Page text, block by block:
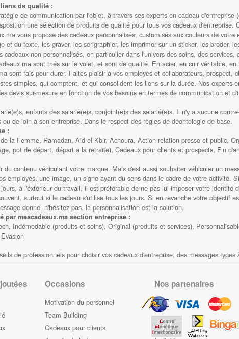
de qualité :
de communication par l'objet, à travers ses experts en cadeau d'entreprise
une sélection de produits de qualité pour tous vos cadeaux d'entreprise.
vous propose des cadeaux personnalisés, customisés aux couleurs de
et du texte, les graver, les sérigraphier, les imprimer sur un sticker, les broder,
non personnalisés, en particulier dans l'univers des soins, des
sont triés sur le volet, et sont de qualité. En acier, en cuir véritable,
sont fais pour durer. Faites plaisir à vos employés et collaborateurs, prospect,
simples, qui comptent, et qui consolident les liens sur la durée. Nos experts
devis sur-mesure en fonction de vos besoins en termes de communication et
enfants des salarié(e)s, conjoint(e)s des salarié(e)s. Il n'y a aucune
de loin à son entreprise. Dans le respect des règles de déontologie de base.
:
la Femme, Ramadan, Aid el Kbir, Achoura, Action relation presse et public,
pot de départ, départ a la retraite), Cadeaux pour clients et prospects, Fin
du contenu véhiculant votre marque. Mais c'est aussi souhaiter véhiculer un
employés, une image, un signe ayant du sens dans le cadre de votre activité.
à l'éxtérieur du travail, il est préférable de ne pas lui imposer votre identité
surtout si le cadeau s'utilise tous les jours. Si en revanche votre objectif
donné, n'hésitez pas, la personnalisation est la solution.
par mescadeaux.ma section entreprise :
Indémodable (produits et soins), Original (produits et services),
de professionnels pour choisir vos cadeaux d'entreprise, des messages
Occasions
Motivation du personnel
Team Building
Cadeaux pour clients
Nos partenaires